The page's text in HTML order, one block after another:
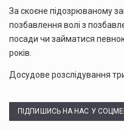
За скоєне підозрюваному
позбавлення волі з
посади чи займатися
років.
Досудове розслідування
ПІДПИШИСЬ НА НАС У